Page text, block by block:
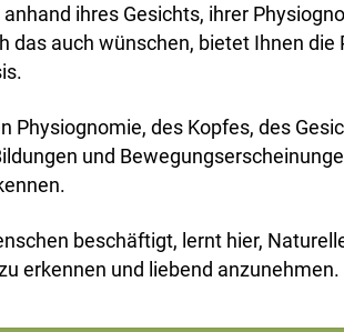
ihres Gesichts, ihrer
das auch wünschen, bietet Ihnen die
Physiognomie, des Kopfes, des
und
beschäftigt, lernt hier,
erkennen und liebend anzunehmen.